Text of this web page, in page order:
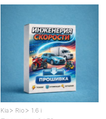
Kia > Rio > 1.6 i